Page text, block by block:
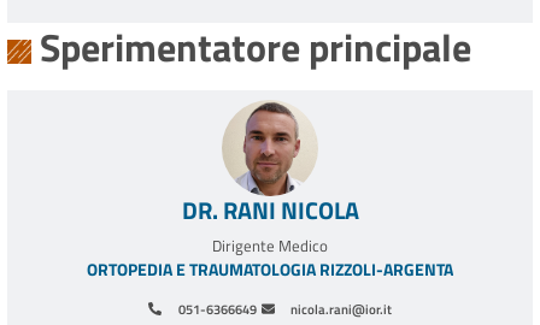
Sperimentatore principale
051-6366649 nicola.rani@ior.it
DR. RANI NICOLA
Dirigente Medico
ORTOPEDIA E TRAUMATOLOGIA RIZZOLI-ARGENTA